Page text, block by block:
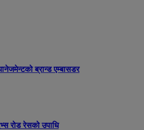
ब्रान्ड एम्बासडर
रोड रेसको उपाधि